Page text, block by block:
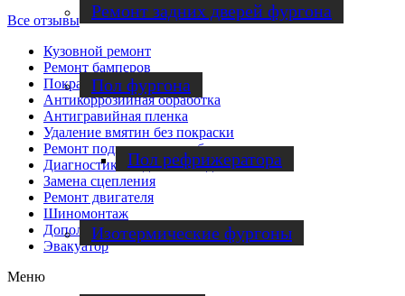
Ремонт задних дверей фургона
Пол фургона
Пол рефрижератора
Изотермические фургоны
Все отзывы
Кузовной ремонт
Ремонт бамперов
Покраска авто
Антикоррозийная обработка
Антигравийная пленка
Удаление вмятин без покраски
Ремонт подвески автомобиля
Диагностика подвески/ ходовой
Замена сцепления
Ремонт двигателя
Шиномонтаж
Дополнительные услуги
Эвакуатор
Меню